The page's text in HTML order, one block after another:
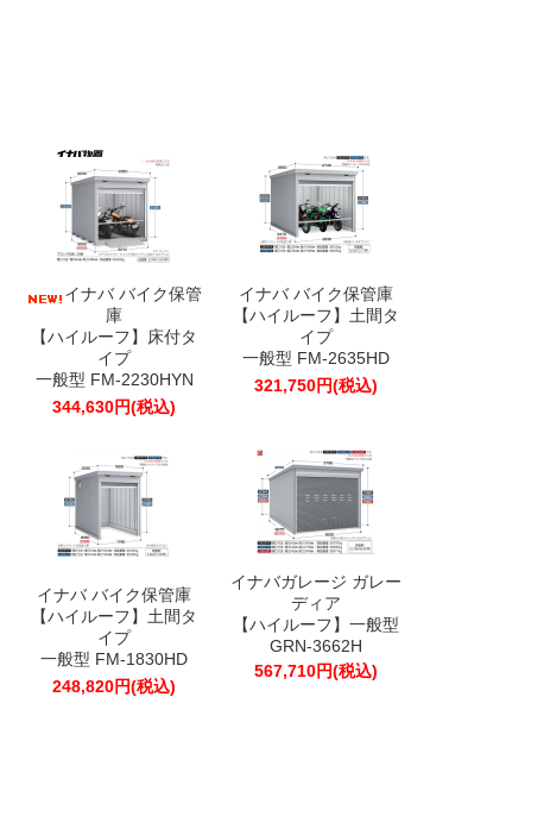
イナバ バイク保管
庫
【ハイルーフ】床付タ
イプ
一般型 FM-2230HYN
344,630円(税込)
イナバ バイク保管庫
【ハイルーフ】土間タ
イプ
一般型 FM-2635HD
321,750円(税込)
イナバ バイク保管庫
【ハイルーフ】土間タ
イプ
一般型 FM-1830HD
248,820円(税込)
イナバガレージ ガレー
ディア
【ハイルーフ】一般型
GRN-3662H
567,710円(税込)